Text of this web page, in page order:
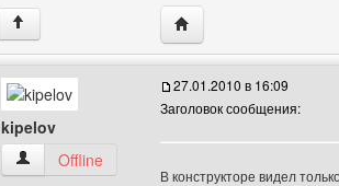
↑ Посетить сайт
kipelov
kipelov Посмотреть профиль
Offline
27.01.2010 в 16:09
Заголовок сообщения:
В конструкторе видел